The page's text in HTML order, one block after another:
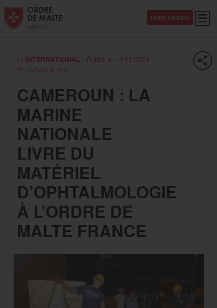
Aller au contenu
Aller à la recherche
Aller au menu
FAIRE UN DON
INTERNATIONAL - Publié le 14/11/2024
Lecture 5 min
CAMEROUN : LA
MARINE
NATIONALE
LIVRE DU
MATÉRIEL
D’OPHTALMOLOGIE
À L’ORDRE DE
MALTE FRANCE